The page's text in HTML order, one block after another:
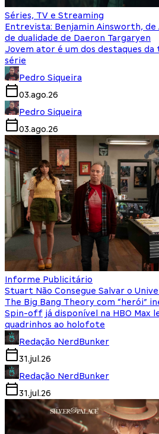
Séries, TV e Streaming
Entrevista: Benjamin Ainsworth, de
de dualidade de Daeron Targaryen
Jovem ator é um dos destaques
série
Pedro Siqueira
03.ago.26
Pedro Siqueira
03.ago.26
Informe Publicitário
Stuart Não Consegue Salvar o
The Big Bang Theory com “herói”
Spin-off já disponível na HBO Max
quadrinhos ao holofote
Redação NerdBunker
31.jul.26
Redação NerdBunker
31.jul.26